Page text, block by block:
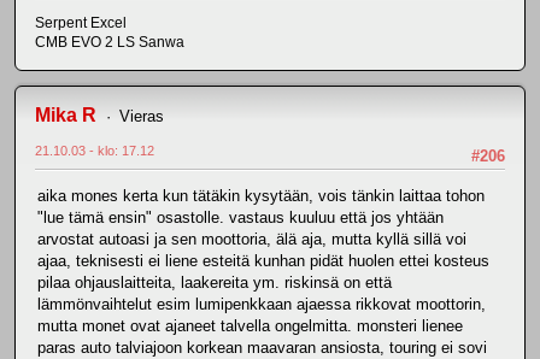
Serpent Excel
CMB EVO 2 LS Sanwa
Mika R Vieras
#206
21.10.03 - klo: 17.12
aika mones kerta kun tätäkin kysytään, vois tänkin laittaa tohon
"lue tämä ensin" osastolle. vastaus kuuluu että jos yhtään
arvostat autoasi ja sen moottoria, älä aja, mutta kyllä sillä voi
ajaa, teknisesti ei liene esteitä kunhan pidät huolen ettei kosteus
pilaa ohjauslaitteita, laakereita ym. riskinsä on että
lämmönvaihtelut esim lumipenkkaan ajaessa rikkovat moottorin,
mutta monet ovat ajaneet talvella ongelmitta. monsteri lienee
paras auto talviajoon korkean maavaran ansiosta, touring ei sovi